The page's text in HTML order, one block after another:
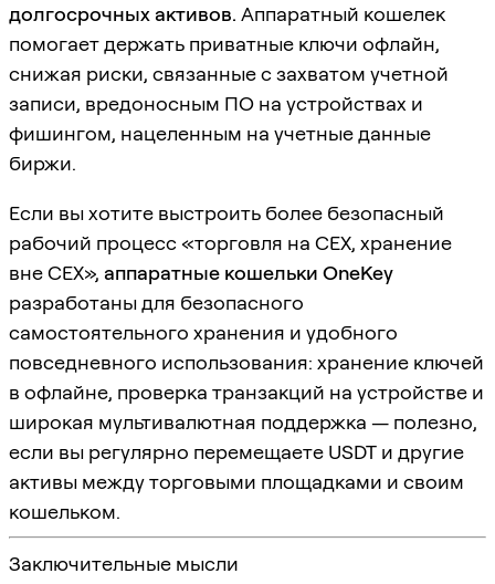
долгосрочных активов. Аппаратный кошелек
помогает держать приватные ключи офлайн,
снижая риски, связанные с захватом учетной
записи, вредоносным ПО на устройствах и
фишингом, нацеленным на учетные данные
биржи.
Если вы хотите выстроить более безопасный
рабочий процесс «торговля на CEX, хранение
вне CEX», аппаратные кошельки OneKey
разработаны для безопасного
самостоятельного хранения и удобного
повседневного использования: хранение ключей
в офлайне, проверка транзакций на устройстве и
широкая мультивалютная поддержка — полезно,
если вы регулярно перемещаете USDT и другие
активы между торговыми площадками и своим
кошельком.
Заключительные мысли